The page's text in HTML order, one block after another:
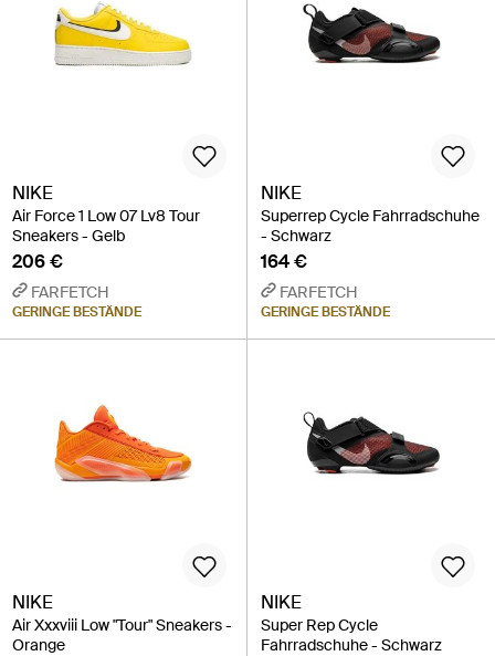
NIKE
Air Force 1 Low 07 Lv8 Tour
Sneakers - Gelb
206 €
FARFETCH
GERINGE BESTÄNDE
NIKE
Superrep Cycle Fahrradschuhe
- Schwarz
164 €
FARFETCH
GERINGE BESTÄNDE
NIKE
Air Xxxviii Low "Tour" Sneakers -
Orange
NIKE
Super Rep Cycle
Fahrradschuhe - Schwarz